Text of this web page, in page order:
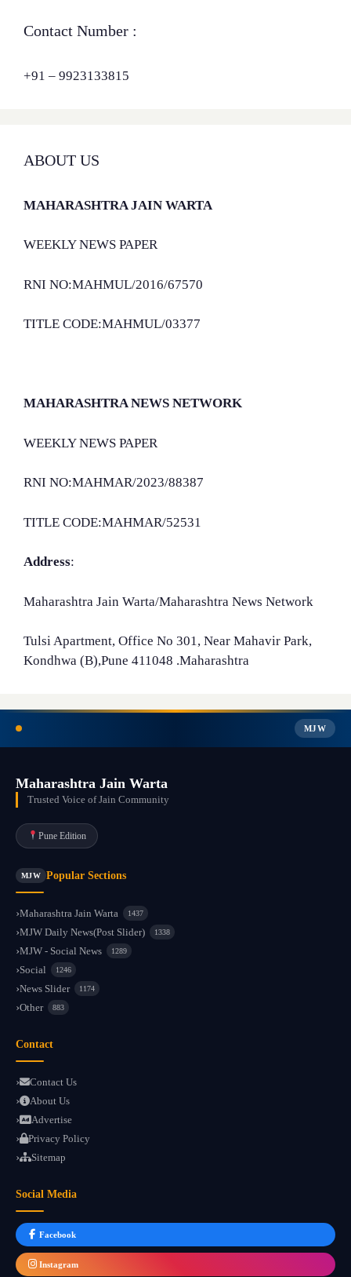
Contact Number :
+91 – 9923133815
ABOUT US
MAHARASHTRA JAIN WARTA
WEEKLY NEWS PAPER
RNI NO:MAHMUL/2016/67570
TITLE CODE:MAHMUL/03377
MAHARASHTRA NEWS NETWORK
WEEKLY NEWS PAPER
RNI NO:MAHMAR/2023/88387
TITLE CODE:MAHMAR/52531
Address:
Maharashtra Jain Warta/Maharashtra News Network
Tulsi Apartment, Office No 301, Near Mahavir Park,
Kondhwa (B),Pune 411048 .Maharashtra
MJW
Maharashtra Jain Warta
Trusted Voice of Jain Community
Pune Edition
MJW Popular Sections
Maharashtra Jain Warta 1437
MJW Daily News(Post Slider) 1338
MJW - Social News 1289
Social 1246
News Slider 1174
Other 883
Contact
Contact Us
About Us
Advertise
Privacy Policy
Sitemap
Social Media
Facebook
Instagram